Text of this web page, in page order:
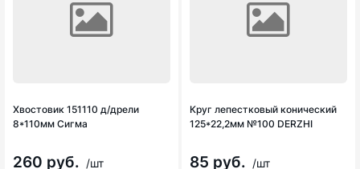
Хвостовик 151110 д/дрели
8*110мм Сигма
260 руб. /шт
Круг лепестковый конический
125*22,2мм №100 DERZHI
85 руб. /шт